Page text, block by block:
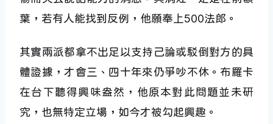
葉，若有人能找到反例，他願奉上500法郎。
其實兩派都拿不出足以支持己論或駁倒對方的具
體證據，才會三、四十年來仍爭吵不休。布羅卡
在台下聽得興味盎然，他原本對此問題並未研
究，也無特定立場，如今才被勾起興趣。